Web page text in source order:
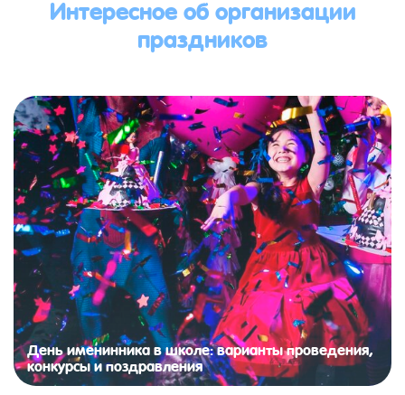
праздников
День именинника в школе: варианты проведения,
конкурсы и поздравления